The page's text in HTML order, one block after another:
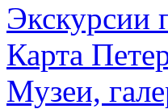
Экскурсии
Карта
Музеи,